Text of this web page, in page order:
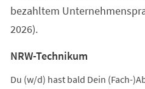
bezahltem
2026).
NRW-Technikum
Du (w/d) hast bald Dein (Fach-